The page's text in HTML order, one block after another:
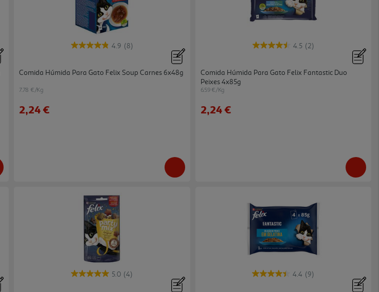
4.9 (8)
Comida Húmida Para Gato Felix Soup Carnes 6x48g
7.78 €/Kg
2,24 €
4.5 (2)
Comida Húmida Para Gato Felix Fantastic Duo
Peixes 4x85g
6.59 €/Kg
2,24 €
5.0 (4) 4.4 (9)